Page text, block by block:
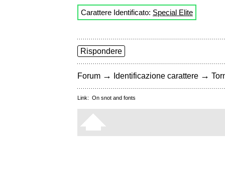
Carattere Identificato: Special Elite
Rispondere
Forum → Identificazione carattere →
Link: On snot and fonts